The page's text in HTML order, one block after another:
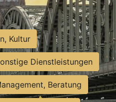
Kultur
Dienstleistungen
Beratung